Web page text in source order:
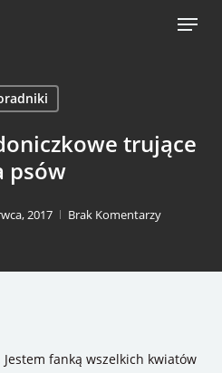
Menu
trujące
psów
2017 Brak Komentarzy
fanką wszelkich kwiatów